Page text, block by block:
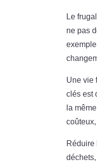
Le
ne pas
Une vie
clés est
la